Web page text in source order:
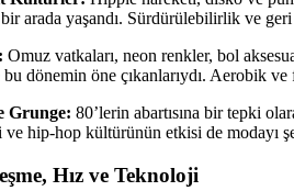
arada yaşandı. Sürdürülebilirlik ve
Omuz vatkaları, neon renkler, bol
dönemin öne çıkanlarıydı. Aerobik
Grunge: 80’lerin abartısına bir tepki
hip-hop kültürünün etkisi de modayı
Hız ve Teknoloji